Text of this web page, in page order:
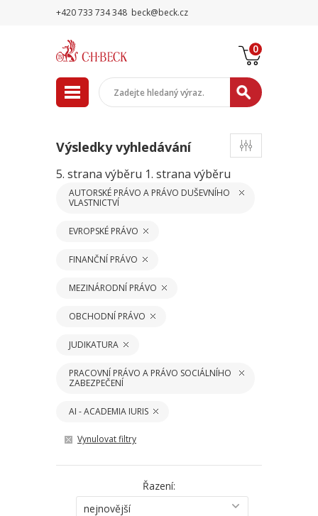
+420 733 734 348 beck@beck.cz
0
Výsledky vyhledávání
5. strana výběru 1. strana výběru
AUTORSKÉ PRÁVO A PRÁVO DUŠEVNÍHO
VLASTNICTVÍ
EVROPSKÉ PRÁVO
FINANČNÍ PRÁVO
MEZINÁRODNÍ PRÁVO
OBCHODNÍ PRÁVO
JUDIKATURA
PRACOVNÍ PRÁVO A PRÁVO SOCIÁLNÍHO
ZABEZPEČENÍ
AI - ACADEMIA IURIS
Vynulovat filtry
Řazení:
nejnovější